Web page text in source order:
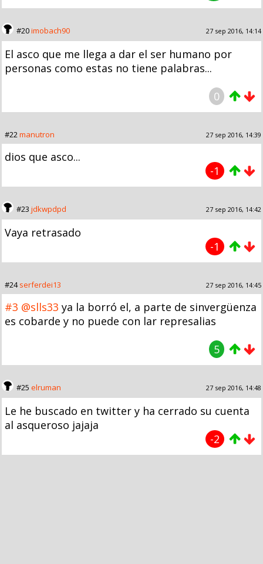
#20imobach90 27 sep 2016, 14:14
El asco que me llega a dar el ser humano por
personas como estas no tiene palabras...
0
#22manutron 27 sep 2016, 14:39
dios que asco...
-1
#23 jdkwpdpd 27 sep 2016, 14:42
Vaya retrasado
-1
#24serferdei13 27 sep 2016, 14:45
#3 @slls33 ya la borró el, a parte de sinvergüenza
es cobarde y no puede con lar represalias
5
#25 elruman 27 sep 2016, 14:48
Le he buscado en twitter y ha cerrado su cuenta
al asqueroso jajaja
-2